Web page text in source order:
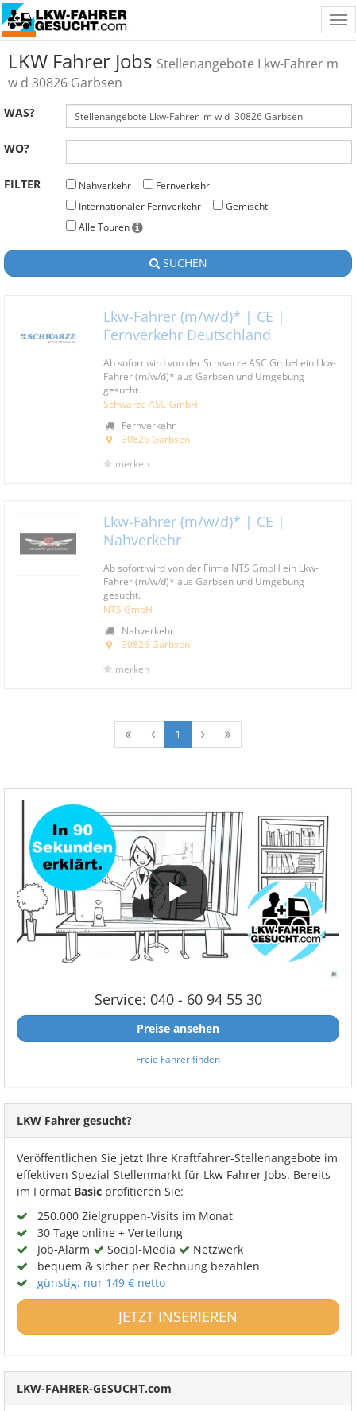
LKW Fahrer Jobs Stellenangebote Lkw-Fahrer m
w d 30826 Garbsen
WAS?
WO?
FILTER Nahverkehr
Fernverkehr
Internationaler Fernverkehr
Gemischt
Alle Touren
SUCHEN
Lkw-Fahrer (m/w/d)* | CE |
Fernverkehr Deutschland
Ab sofort wird von der Schwarze ASC GmbH ein Lkw-
Fahrer (m/w/d)* aus Garbsen und Umgebung
gesucht.
Schwarze ASC GmbH
Fernverkehr
30826 Garbsen
merken
Lkw-Fahrer (m/w/d)* | CE |
Nahverkehr
Ab sofort wird von der Firma NTS GmbH ein Lkw-
Fahrer (m/w/d)* aus Garbsen und Umgebung
gesucht.
NTS GmbH
Nahverkehr
30826 Garbsen
merken
1
Service: 040 - 60 94 55 30
Preise ansehen
Freie Fahrer finden
LKW Fahrer gesucht?
Veröffentlichen Sie jetzt Ihre Kraftfahrer-Stellenangebote im
effektiven Spezial-Stellenmarkt für Lkw Fahrer Jobs. Bereits
im Format Basic profitieren Sie:
250.000 Zielgruppen-Visits im Monat
30 Tage online + Verteilung
Job-Alarm
Social-Media
Netzwerk
bequem & sicher per Rechnung bezahlen
günstig: nur 149 € netto
JETZT INSERIEREN
LKW-FAHRER-GESUCHT.com